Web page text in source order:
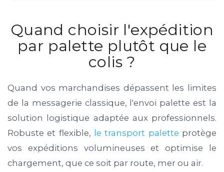
Quand choisir l'expédition
par palette plutôt que le
colis ?
Quand vos marchandises dépassent les limites
de la messagerie classique, l'envoi palette est la
solution logistique adaptée aux professionnels.
Robuste et flexible, le transport palette protège
vos expéditions volumineuses et optimise le
chargement, que ce soit par route, mer ou air.